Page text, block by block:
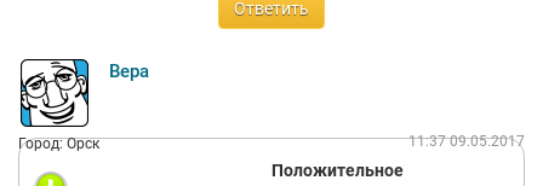
Ответить
Вера
Город: Орск 11:37 09.05.2017
Положительное